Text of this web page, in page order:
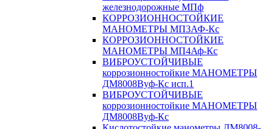
железнодорожные МПф
КОРРОЗИОННОСТОЙКИЕ
МАНОМЕТРЫ МП3АФ-Кс
КОРРОЗИОННОСТОЙКИЕ
МАНОМЕТРЫ МП4Аф-Кс
ВИБРОУСТОЙЧИВЫЕ
коррозионностойкие МАНОМЕТРЫ
ДМ8008Вуф-Кс исп.1
ВИБРОУСТОЙЧИВЫЕ
коррозионностойкие МАНОМЕТРЫ
ДМ8008Вуф-Кс